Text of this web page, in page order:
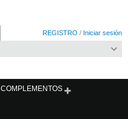
REGISTRO / Iniciar sesión
COMPLEMENTOS